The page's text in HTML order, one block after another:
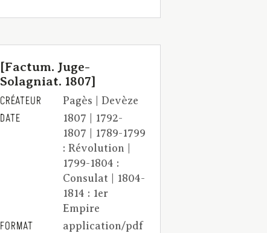
[Factum. Juge-
Solagniat. 1807]
CRÉATEUR Pagès | Devèze
DATE
1807 | 1792-
1807 | 1789-1799
: Révolution |
1799-1804 :
Consulat | 1804-
1814 : 1er
Empire
FORMAT application/pdf